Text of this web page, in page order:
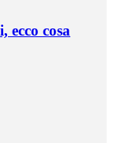
ecco cosa